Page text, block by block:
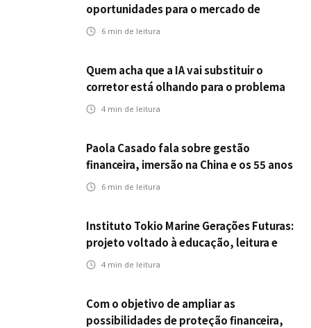
oportunidades para o mercado de
seguros ampliar cobertura e prevenção
6 min de leitura
Quem acha que a IA vai substituir o
corretor está olhando para o problema
errado
4 min de leitura
Paola Casado fala sobre gestão
financeira, imersão na China e os 55 anos
da ENS
6 min de leitura
Instituto Tokio Marine Gerações Futuras:
projeto voltado à educação, leitura e
empregabilidade
4 min de leitura
Com o objetivo de ampliar as
possibilidades de proteção financeira,